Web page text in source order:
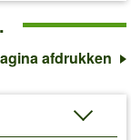
afdrukken